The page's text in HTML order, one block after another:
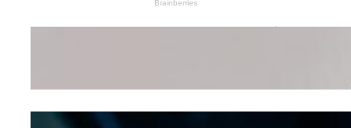
Wanita Pamer Pakaian
Kepribadian